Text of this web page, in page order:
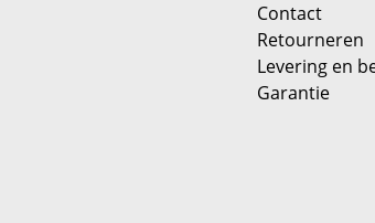
Contact
Retourneren
Levering en
Garantie